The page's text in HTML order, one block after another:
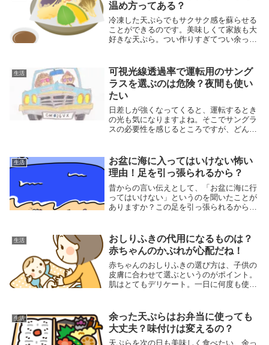
温め方ってある？
冷凍した天ぷらでもサクサク感を蘇らせる
ことができるのです。美味しくて家族も大
好きな天ぷら。つい作りすぎてつい余って
にゃして今ひとつ
生活
可視光線透過率で運転用のサング
ラスを選ぶのは危険？夜間も使い
たい
日差しが強くなってくると、運転するとき
の光も気になりますよね。そこでサングラ
スの必要性を感じるところですが、どんな
って、機能性を重視したいところ。
生活
お盆に海に入ってはいけない怖い
理由！足を引っ張られるから？
昔からの言い伝えとして、「お盆に海に行
ってはいけない」というのを聞いたことが
ありますか？この足を引っ張られるからと
いてご紹介いたします。
生活
おしりふきの代用になるものは？
赤ちゃんのかぶれが心配だね！
赤ちゃんのおしりふきの選び方は、子供の
皮膚に合わせて選ぶというのがポイント。
肌はとてもデリケート。一日に何度も使う
たくさん使うので経済的にももっとつきや
すくて赤ちゃんにいいものはないものでし
ょうか？
生活
余った天ぷらはお弁当に使っても
大丈夫？味付けは変えるの？
天ぷらを次の日も美味しく食べたい、余っ